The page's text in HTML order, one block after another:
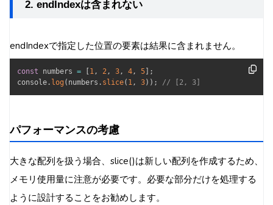
2. endIndexは含まれない
endIndexで指定した位置の要素は結果に含まれません。
const numbers = 1, 2, 3, 4, 5
;
console . log ( numbers . slice( 1, 3) ) ; // [2, 3]
パフォーマンスの考慮
大きな配列を扱う場合、slice()は新しい配列を作成するため、
メモリ使用量に注意が必要です。必要な部分だけを処理する
ように設計することをお勧めします。